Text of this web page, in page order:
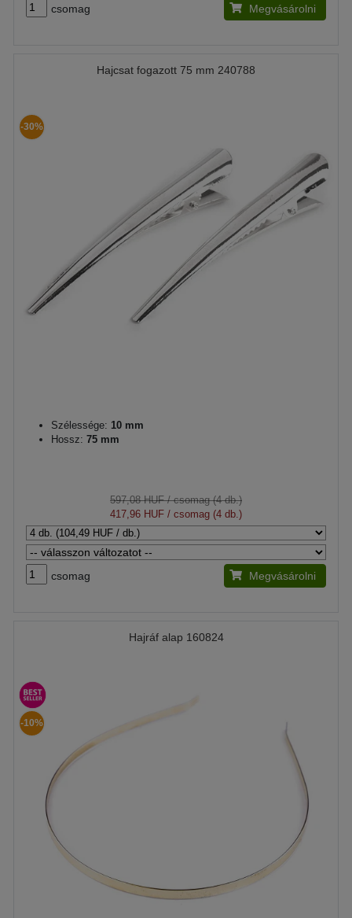
csomag Megvásárolni
Hajcsat fogazott 75 mm 240788
-30%
Szélessége: 10 mm
Hossz: 75 mm
597,08 HUF/ csomag (4 db.)
417,96 HUF / csomag (4 db.)
csomag Megvásárolni
Hajráf alap 160824
-10%